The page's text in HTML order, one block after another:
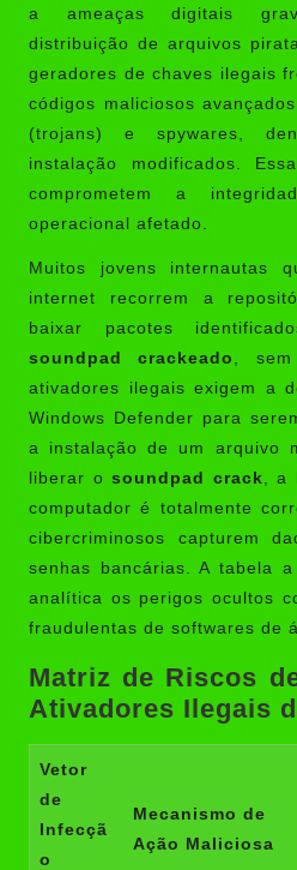
a ameaças digitais
distribuição de arquivos
geradores de chaves ilegais
códigos maliciosos
(trojans) e spywares,
instalação modificados.
comprometem a
operacional afetado.
Muitos jovens internautas
internet recorrem a
baixar pacotes
soundpad crackeado
,
ativadores ilegais exigem a
Windows Defender para
a instalação de um arquivo
liberar o soundpad crack , a
computador é totalmente
cibercriminosos capturem
senhas bancárias. A tabela
analítica os perigos ocultos
fraudulentas de softwares de
Matriz de Riscos
Ativadores Ilegais
Vetor
de
Infecçã
o
Mecanismo de
Ação Maliciosa